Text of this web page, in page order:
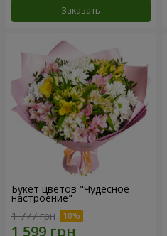
Заказать
Букет цветов "Чудесное
настроение"
1 777 грн